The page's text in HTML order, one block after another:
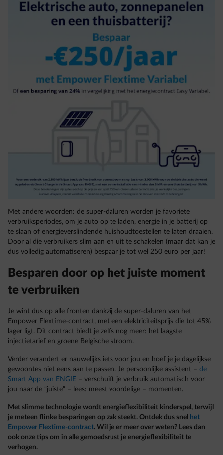
Met andere woorden: de super-daluren worden je favoriete
verbruiksperiodes, om je auto op te laden, energie in je batterij op
te slaan of energieverslindende huishoudtoestellen te laten draaien.
Door al die verbruikers slim aan en uit te schakelen (maar dat kan je
dus volledig automatiseren) bespaar je tot wel 250 euro per jaar!
Besparen door op het juiste moment
te verbruiken
Je wint dus op alle fronten dankzij de super-daluren van het
Empower Flextime-contract, met een elektriciteitsprijs die tot 45%
lager ligt. Dit contract biedt je zelfs nog meer: het laagste
injectietarief en groene Belgische stroom.
Verder verandert er nauwelijks iets voor jou en hoef je je dagelijkse
gewoontes niet eens aan te passen. Je persoonlijke assistent – de
Smart App van ENGIE – verschuift je verbruik automatisch voor
jou naar de “juiste” – lees: meest voordelige – momenten.
Met slimme technologie wordt energieflexibiliteit kinderspel, terwijl
je meteen flinke besparingen op zak steekt. Ontdek dus snel
het
Empower Flextime-contract. Wil je er meer over weten? Lees dan
ook onze tips om in alle gemoedsrust je energieflexibiliteit te
verhogen.